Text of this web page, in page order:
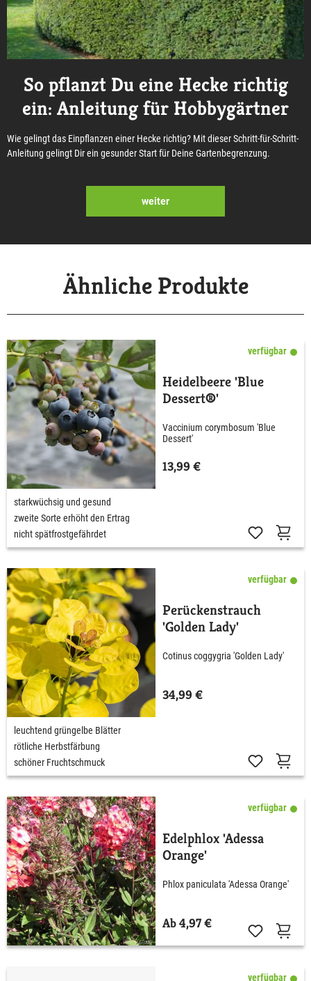
So pflanzt Du eine Hecke richtig
ein: Anleitung für Hobbygärtner
Wie gelingt das Einpflanzen einer Hecke richtig? Mit dieser Schritt-für-Schritt-
Anleitung gelingt Dir ein gesunder Start für Deine Gartenbegrenzung.
weiter
Ähnliche Produkte
verfügbar
Heidelbeere 'Blue
Dessert®'
Vaccinium corymbosum 'Blue
Dessert'
13,99 €
starkwüchsig und gesund
zweite Sorte erhöht den Ertrag
nicht spätfrostgefährdet
verfügbar
Perückenstrauch
'Golden Lady'
Cotinus coggygria 'Golden Lady'
34,99 €
leuchtend grüngelbe Blätter
rötliche Herbstfärbung
schöner Fruchtschmuck
verfügbar
Edelphlox 'Adessa
Orange'
Phlox paniculata 'Adessa Orange'
Ab 4,97 €
verfügbar